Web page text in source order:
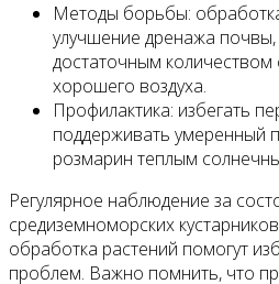
Методы борьбы:
улучшение дренажа
достаточным количеством
хорошего воздуха.
Профилактика: избегать
поддерживать умеренный
розмарин теплым
Регулярное наблюдение за
средиземноморских
обработка растений помогут
проблем. Важно помнить, что